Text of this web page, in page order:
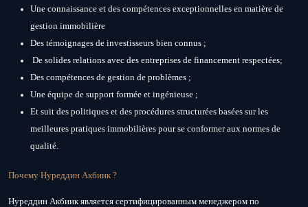
Une connaissance et des compétences exceptionnelles en matière de
gestion immobilière
Des témoignages de investisseurs bien connus ;
De solides relations avec des entreprises de financement respectées;
Des compétences de gestion de problèmes ;
Une équipe de support formée et ingénieuse ;
Et suit des politiques et des procédures structurées basées sur les
meilleures pratiques immobilières pour se conformer aux normes de
qualité.
Почему Нуреддин Акбиик ?
Нуреддин Акбиик является сертифицированным менеджером по